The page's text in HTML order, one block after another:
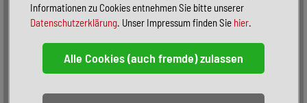
Informationen zu Cookies entnehmen Sie bitte unserer
Datenschutzerklärung. Unser Impressum finden Sie hier.